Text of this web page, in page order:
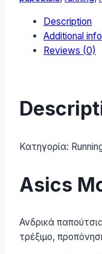
1011B960-
003
quantity
Description
Additional
Reviews (0)
Κατηγορία:
Asics
Ανδρικά
τρέξιμο,